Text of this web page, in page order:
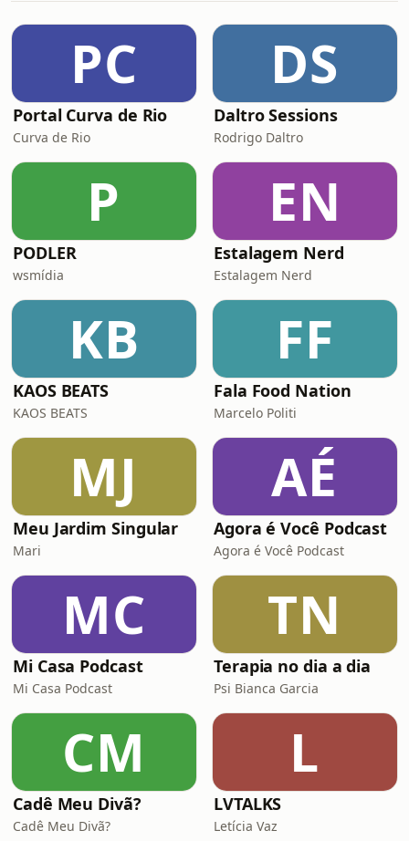
https://3irmaos.in/membro ✅
INSCREVA-SE em nossos OUTROS
CANAIS no YouTube:Canal de Cortes
Oficial -
https://www.youtube.com/@cortespodcast3irm
PC
Portal Curva de Rio
Curva de Rio
DS
Daltro Sessions
Rodrigo Daltro
P
PODLER
wsmídia
EN
Estalagem Nerd
Estalagem Nerd
KB
KAOS BEATS
KAOS BEATS
FF
Fala Food Nation
Marcelo Politi
MJ
Meu Jardim Singular
Mari
AÉ
Agora é Você Podcast
Agora é Você Podcast
MC
Mi Casa Podcast
Mi Casa Podcast
TN
Terapia no dia a dia
Psi Bianca Garcia
CM
Cadê Meu Divã?
Cadê Meu Divã?
L
LVTALKS
Letícia Vaz